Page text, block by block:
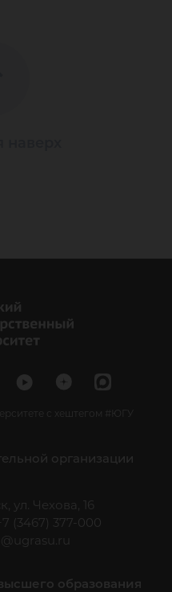
с хештегом #ЮГУ
организации
ул. Чехова, 16
(3467) 377-000
образования